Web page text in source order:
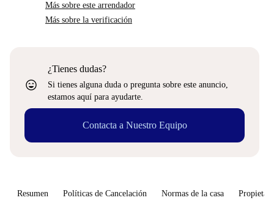
Más sobre este arrendador
Más sobre la verificación
sentiment_very_satisfied
¿Tienes dudas?
Si tienes alguna duda o pregunta sobre este anuncio,
estamos aquí para ayudarte.
Contacta a Nuestro Equipo
Resumen Políticas de Cancelación Normas de la casa